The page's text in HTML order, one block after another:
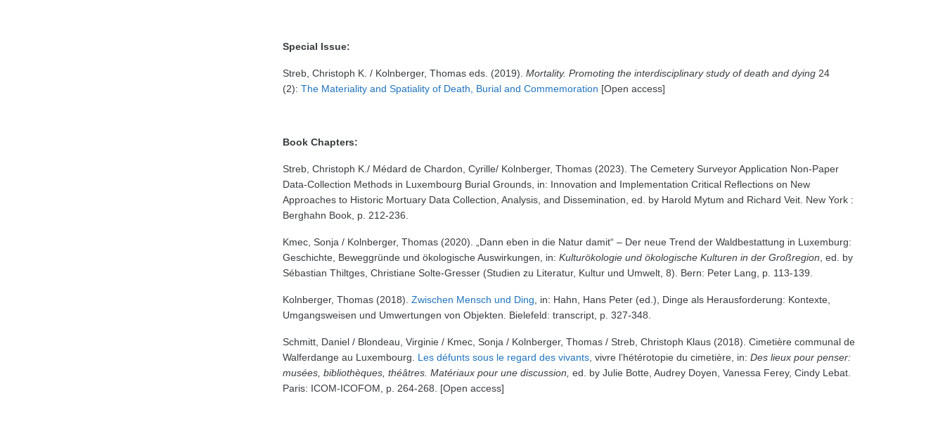
Special Issue:
Streb, Christoph K. / Kolnberger, Thomas eds. (2019). Mortality. Promoting the interdisciplinary study of death and dying 24
(2): The Materiality and Spatiality of Death, Burial and Commemoration [Open access]
Book Chapters:
Streb, Christoph K./ Médard de Chardon, Cyrille/ Kolnberger, Thomas (2023). The Cemetery Surveyor Application Non-Paper
Data-Collection Methods in Luxembourg Burial Grounds, in: Innovation and Implementation Critical Reflections on New
Approaches to Historic Mortuary Data Collection, Analysis, and Dissemination, ed. by Harold Mytum and Richard Veit. New York :
Berghahn Book, p. 212-236.
Kmec, Sonja / Kolnberger, Thomas (2020). „Dann eben in die Natur damit“ – Der neue Trend der Waldbestattung in Luxemburg:
Geschichte, Beweggründe und ökologische Auswirkungen, in: Kulturökologie und ökologische Kulturen in der Großregion , ed. by
Sébastian Thiltges, Christiane Solte-Gresser (Studien zu Literatur, Kultur und Umwelt, 8). Bern: Peter Lang, p. 113-139.
Kolnberger, Thomas (2018). Zwischen Mensch und Ding , in: Hahn, Hans Peter (ed.), Dinge als Herausforderung: Kontexte,
Umgangsweisen und Umwertungen von Objekten. Bielefeld: transcript, p. 327-348.
Schmitt, Daniel / Blondeau, Virginie / Kmec, Sonja / Kolnberger, Thomas / Streb, Christoph Klaus (2018). Cimetière communal de
Walferdange au Luxembourg. Les défunts sous le regard des vivants , vivre l’hétérotopie du cimetière, in: Des lieux pour penser:
musées, bibliothèques, théâtres. Matériaux pour une discussion, ed. by Julie Botte, Audrey Doyen, Vanessa Ferey, Cindy Lebat.
Paris: ICOM-ICOFOM, p. 264-268. [Open access]